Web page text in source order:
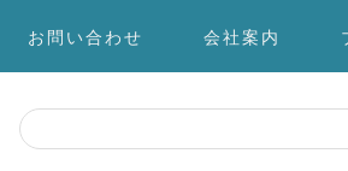
お問い合わせ 会社案内